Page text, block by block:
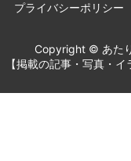
プライバシーポリシー
Copyright © あた
【掲載の記事・写真・